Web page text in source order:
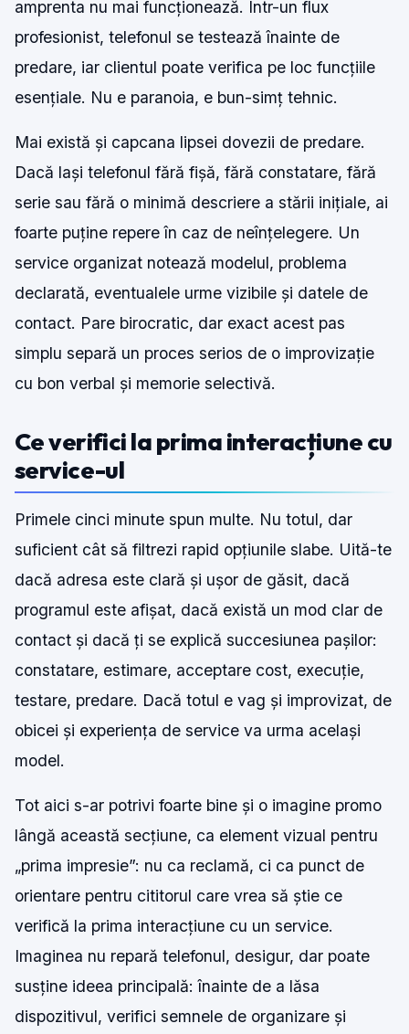
amprenta nu mai funcționează. Într-un flux
profesionist, telefonul se testează înainte de
predare, iar clientul poate verifica pe loc funcțiile
esențiale. Nu e paranoia, e bun-simț tehnic.
Mai există și capcana lipsei dovezii de predare.
Dacă lași telefonul fără fișă, fără constatare, fără
serie sau fără o minimă descriere a stării inițiale, ai
foarte puține repere în caz de neînțelegere. Un
service organizat notează modelul, problema
declarată, eventualele urme vizibile și datele de
contact. Pare birocratic, dar exact acest pas
simplu separă un proces serios de o improvizație
cu bon verbal și memorie selectivă.
Ce verifici la prima interacțiune cu
service-ul
Primele cinci minute spun multe. Nu totul, dar
suficient cât să filtrezi rapid opțiunile slabe. Uită-te
dacă adresa este clară și ușor de găsit, dacă
programul este afișat, dacă există un mod clar de
contact și dacă ți se explică succesiunea pașilor:
constatare, estimare, acceptare cost, execuție,
testare, predare. Dacă totul e vag și improvizat, de
obicei și experiența de service va urma același
model.
Tot aici s-ar potrivi foarte bine și o imagine promo
lângă această secțiune, ca element vizual pentru
„prima impresie”: nu ca reclamă, ci ca punct de
orientare pentru cititorul care vrea să știe ce
verifică la prima interacțiune cu un service.
Imaginea nu repară telefonul, desigur, dar poate
susține ideea principală: înainte de a lăsa
dispozitivul, verifici semnele de organizare și